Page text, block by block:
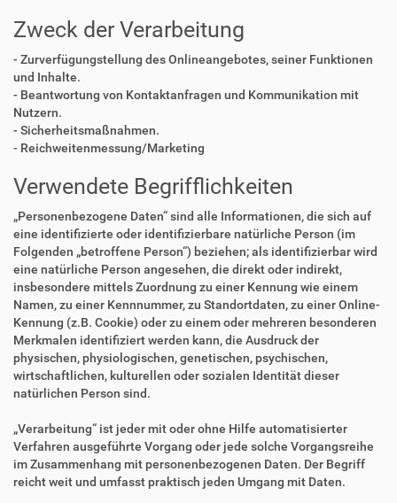
Zweck der Verarbeitung
- Zurverfügungstellung des Onlineangebotes, seiner Funktionen
und Inhalte.
- Beantwortung von Kontaktanfragen und Kommunikation mit
Nutzern.
- Sicherheitsmaßnahmen.
- Reichweitenmessung/Marketing
Verwendete Begrifflichkeiten
„Personenbezogene Daten“ sind alle Informationen, die sich auf
eine identifizierte oder identifizierbare natürliche Person (im
Folgenden „betroffene Person“) beziehen; als identifizierbar wird
eine natürliche Person angesehen, die direkt oder indirekt,
insbesondere mittels Zuordnung zu einer Kennung wie einem
Namen, zu einer Kennnummer, zu Standortdaten, zu einer Online-
Kennung (z.B. Cookie) oder zu einem oder mehreren besonderen
Merkmalen identifiziert werden kann, die Ausdruck der
physischen, physiologischen, genetischen, psychischen,
wirtschaftlichen, kulturellen oder sozialen Identität dieser
natürlichen Person sind.
„Verarbeitung“ ist jeder mit oder ohne Hilfe automatisierter
Verfahren ausgeführte Vorgang oder jede solche Vorgangsreihe
im Zusammenhang mit personenbezogenen Daten. Der Begriff
reicht weit und umfasst praktisch jeden Umgang mit Daten.